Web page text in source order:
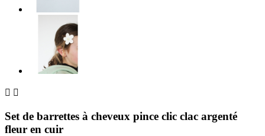
 
Set de barrettes à cheveux pince clic clac argenté
fleur en cuir